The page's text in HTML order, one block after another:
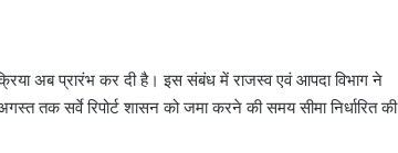
अब प्रारंभ कर दी है। इस संबंध में राजस्व एवं आपदा विभाग ने
तक सर्वे रिपोर्ट शासन को जमा करने की समय सीमा निर्धारित की